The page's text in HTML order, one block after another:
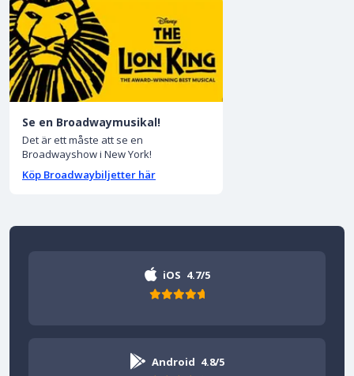
Se en Broadwaymusikal!
Det är ett måste att se en
Broadwayshow i New York!
Köp Broadwaybiljetter här
iOS 4.7/5
Android 4.8/5